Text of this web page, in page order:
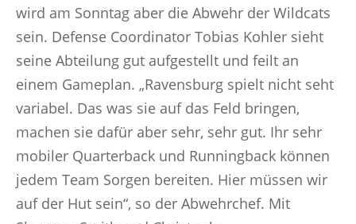
wird am Sonntag aber die Abwehr der Wildcats
sein. Defense Coordinator Tobias Kohler sieht
seine Abteilung gut aufgestellt und feilt an
einem Gameplan. „Ravensburg spielt nicht seht
variabel. Das was sie auf das Feld bringen,
machen sie dafür aber sehr, sehr gut. Ihr sehr
mobiler Quarterback und Runningback können
jedem Team Sorgen bereiten. Hier müssen wir
auf der Hut sein“, so der Abwehrchef. Mit